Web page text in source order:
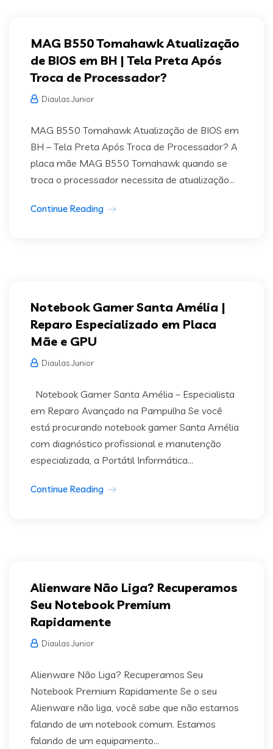
MAG B550 Tomahawk Atualização
de BIOS em BH | Tela Preta Após
Troca de Processador?
Diaulas Junior
MAG B550 Tomahawk Atualização de BIOS em
BH – Tela Preta Após Troca de Processador? A
placa mãe MAG B550 Tomahawk quando se
troca o processador necessita de atualização...
Continue Reading
Notebook Gamer Santa Amélia |
Reparo Especializado em Placa
Mãe e GPU
Diaulas Junior
Notebook Gamer Santa Amélia – Especialista
em Reparo Avançado na Pampulha Se você
está procurando notebook gamer Santa Amélia
com diagnóstico profissional e manutenção
especializada, a Portátil Informática...
Continue Reading
Alienware Não Liga? Recuperamos
Seu Notebook Premium
Rapidamente
Diaulas Junior
Alienware Não Liga? Recuperamos Seu
Notebook Premium Rapidamente Se o seu
Alienware não liga, você sabe que não estamos
falando de um notebook comum. Estamos
falando de um equipamento...